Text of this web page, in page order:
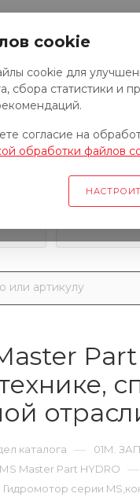
О КОМПАНИИ
каталога — 01М.
Master Part HYDRO —
Гидромотор серии
cookie
cookie для
сбора статистики и
согласие на
обработки файлов